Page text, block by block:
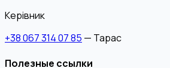
Керівник
+38 067 314 07 85 — Тарас
Полезные ссылки